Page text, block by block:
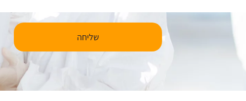
שליחה